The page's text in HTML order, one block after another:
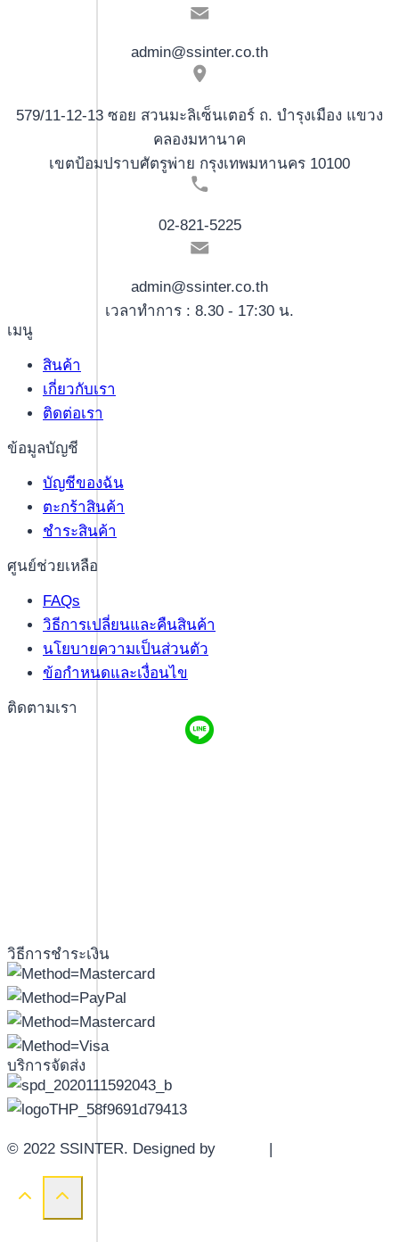
admin@ssinter.co.th
579/11-12-13 ซอย สวนมะลิเซ็นเตอร์ ถ. บำรุงเมือง แขวง
คลองมหานาค
เขตป้อมปราบศัตรูพ่าย กรุงเทพมหานคร 10100
02-821-5225
admin@ssinter.co.th
เวลาทำการ : 8.30 - 17:30 น.
เมนู
สินค้า
เกี่ยวกับเรา
ติดต่อเรา
ข้อมูลบัญชี
บัญชีของฉัน
ตะกร้าสินค้า
ชำระสินค้า
ศูนย์ช่วยเหลือ
FAQs
วิธีการเปลี่ยนและคืนสินค้า
นโยบายความเป็นส่วนตัว
ข้อกำหนดและเงื่อนไข
ติดตามเรา
วิธีการชำระเงิน
บริการจัดส่ง
© 2022 SSINTER. Designed by |